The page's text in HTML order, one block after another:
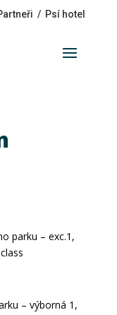
/ Psí hotel
parku – exc.1,
– výborná 1,